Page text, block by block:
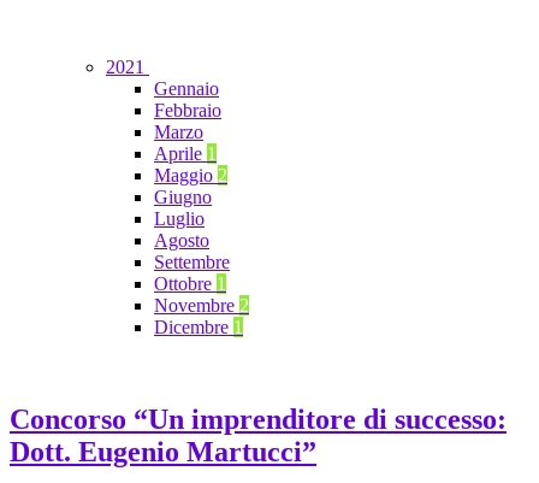
2021
Gennaio
Febbraio
Marzo
Aprile 1
Maggio 2
Giugno
Luglio
Agosto
Settembre
Ottobre 1
Novembre 2
Dicembre 1
Concorso “Un imprenditore di successo:
Dott. Eugenio Martucci”